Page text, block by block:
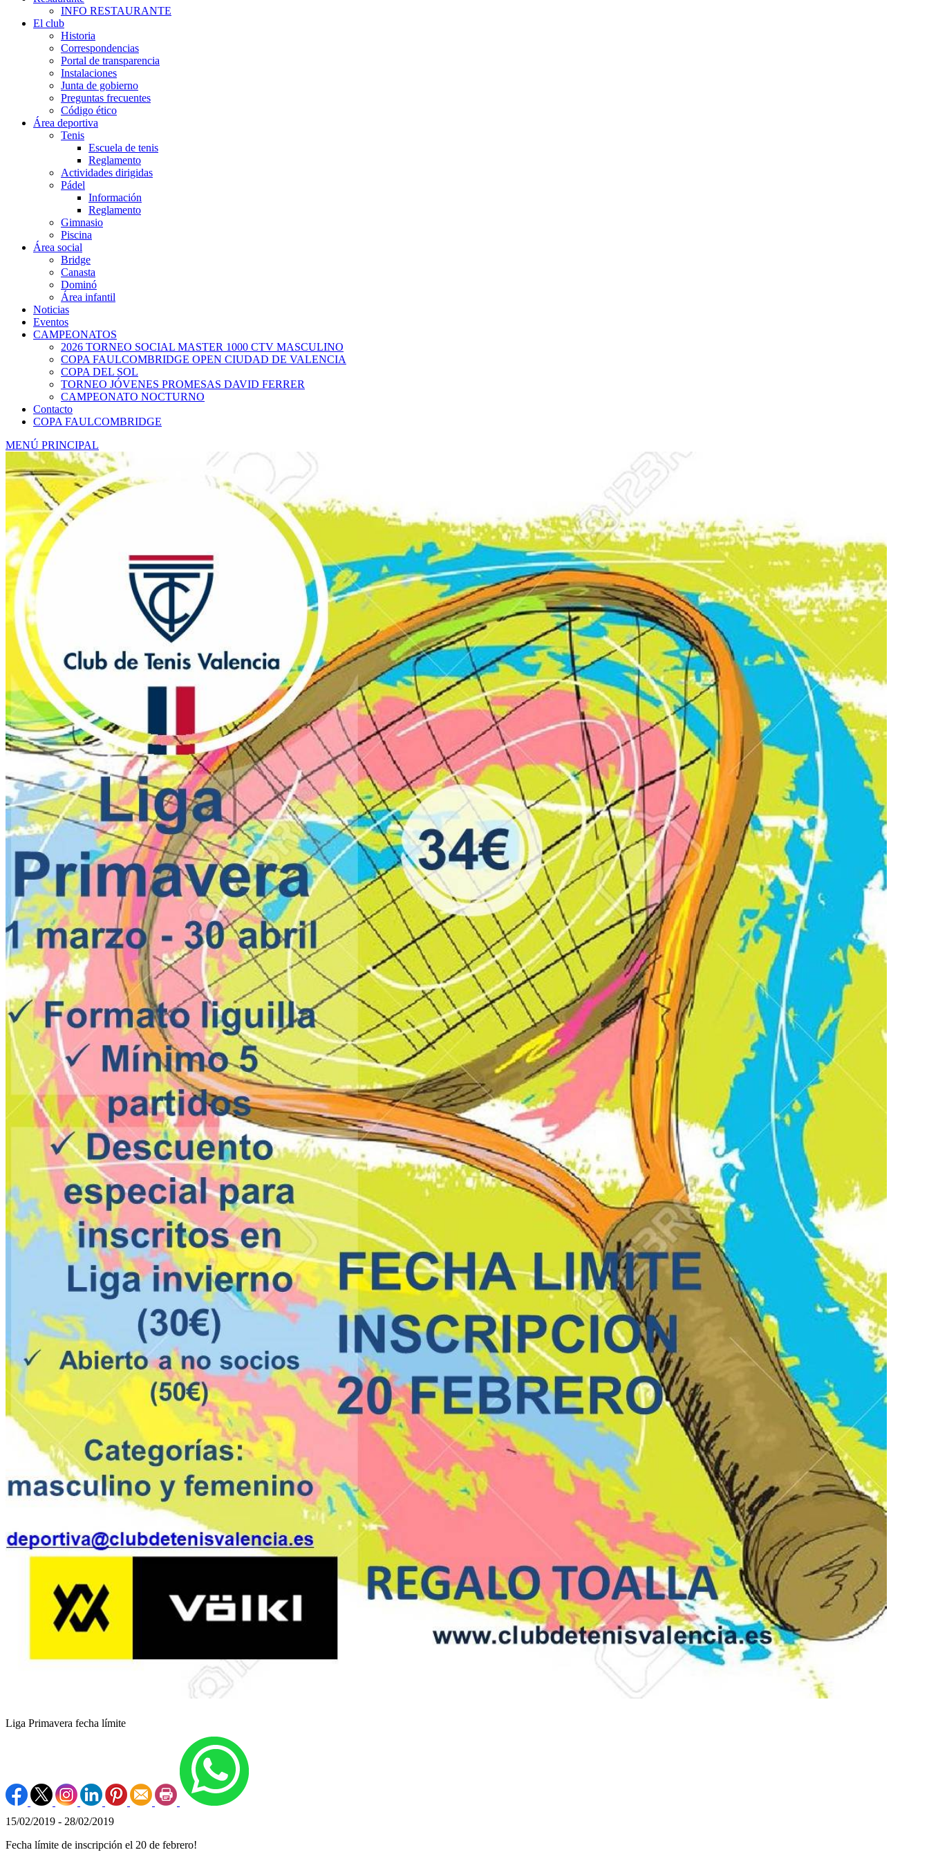
INFO RESTAURANTE
El club
Historia
Correspondencias
Portal de transparencia
Instalaciones
Junta de gobierno
Preguntas frecuentes
Código ético
Área deportiva
Tenis
Escuela de tenis
Reglamento
Actividades dirigidas
Pádel
Información
Reglamento
Gimnasio
Piscina
Área social
Bridge
Canasta
Dominó
Área infantil
Noticias
Eventos
CAMPEONATOS
2026 TORNEO SOCIAL MASTER 1000 CTV MASCULINO
COPA FAULCOMBRIDGE OPEN CIUDAD DE VALENCIA
COPA DEL SOL
TORNEO JÓVENES PROMESAS DAVID FERRER
CAMPEONATO NOCTURNO
Contacto
COPA FAULCOMBRIDGE
MENÚ PRINCIPAL
Liga Primavera fecha límite
15/02/2019 - 28/02/2019
Fecha límite de inscripción el 20 de febrero!